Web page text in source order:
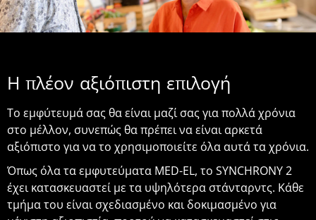
Η πλέον αξιόπιστη επιλογή
Το εμφύτευμά σας θα είναι μαζί σας για πολλά χρόνια
στο μέλλον, συνεπώς θα πρέπει να είναι αρκετά
αξιόπιστο για να το χρησιμοποιείτε όλα αυτά τα χρόνια.
Όπως όλα τα εμφυτεύματα MED-EL, το SYNCHRONY 2
έχει κατασκευαστεί με τα υψηλότερα στάνταρντς. Κάθε
τμήμα του είναι σχεδιασμένο και δοκιμασμένο για